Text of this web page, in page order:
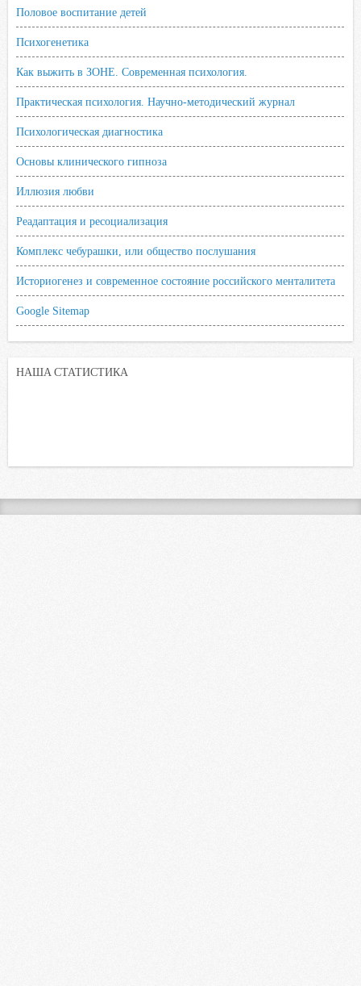
Половое воспитание детей
Психогенетика
Как выжить в ЗОНЕ. Современная психология.
Практическая психология. Научно-методический журнал
Психологическая диагностика
Основы клинического гипноза
Иллюзия любви
Реадаптация и ресоциализация
Комплекс чебурашки, или общество послушания
Историогенез и современное состояние российского менталитета
Google Sitemap
НАША СТАТИСТИКА